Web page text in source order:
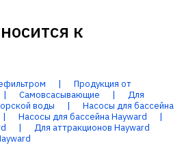
к
|
Продукция от
| Самовсасывающие |
Для
воды |
Насосы для бассейна
| Насосы для бассейна Hayward
|
|
Для аттракционов Hayward